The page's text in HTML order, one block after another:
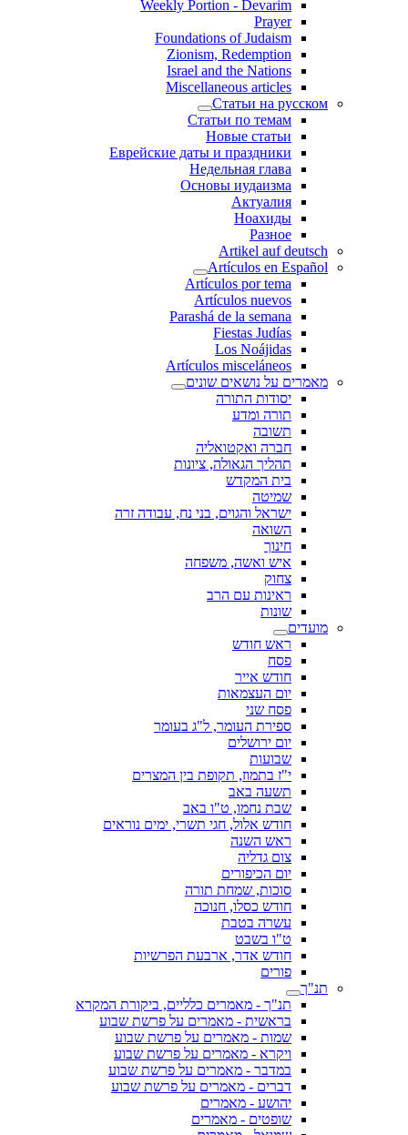
Weekly Portion - Devarim
Prayer
Foundations of Judaism
Zionism, Redemption
Israel and the Nations
Miscellaneous articles
Статьи на русском
Статьи по темам
Новые статьи
Еврейские даты и праздники
Недельная глава
Основы иудаизма
Актуалия
Ноахиды
Разное
Artikel auf deutsch
Artículos en Español
Artículos por tema
Artículos nuevos
Parashá de la semana
Fiestas Judías
Los Noájidas
Artículos misceláneos
מאמרים על נושאים שונים
יסודות התורה
תורה ומדע
תשובה
חברה ואקטואליה
תהליך הגאולה, ציונות
בית המקדש
שמיטה
ישראל והגוים, בני נח, עבודה זרה
השואה
חינוך
איש ואשה, משפחה
צחוק
ראינות עם הרב
שונות
מועדים
ראש חודש
פסח
חודש אייר
יום העצמאות
פסח שני
ספירת העומר, ל"ג בעומר
יום ירושלים
שבועות
י"ז בתמוז, תקופת בין המצרים
תשעה באב
שבת נחמו, ט"ו באב
חודש אלול, חגי תשרי, ימים נוראים
ראש השנה
צום גדליה
יום הכיפורים
סוכות, שמחת תורה
חודש כסלו, חנוכה
עשרה בטבת
ט"ו בשבט
חודש אדר, ארבעת הפרשיות
פורים
תנ"ך
תנ"ך - מאמרים כלליים, ביקורת המקרא
בראשית - מאמרים על פרשת שבוע
שמות - מאמרים על פרשת שבוע
ויקרא - מאמרים על פרשת שבוע
במדבר - מאמרים על פרשת שבוע
דברים - מאמרים על פרשת שבוע
יהושע - מאמרים
שופטים - מאמרים